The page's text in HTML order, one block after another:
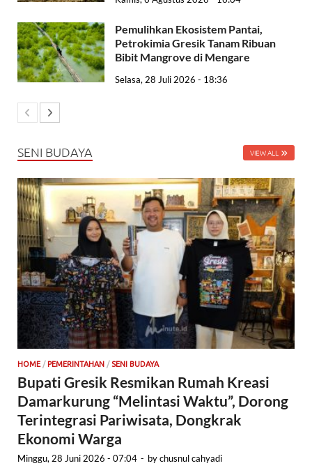
Pemulihkan Ekosistem Pantai,
Petrokimia Gresik Tanam Ribuan
Bibit Mangrove di Mengare
Selasa, 28 Juli 2026 - 18:36
SENI BUDAYA VIEW ALL
HOME/ PEMERINTAHAN /SENI BUDAYA
Bupati Gresik Resmikan Rumah Kreasi
Damarkurung “Melintasi Waktu”, Dorong
Terintegrasi Pariwisata, Dongkrak
Ekonomi Warga
Minggu, 28 Juni 2026 - 07:04 - bychusnul cahyadi